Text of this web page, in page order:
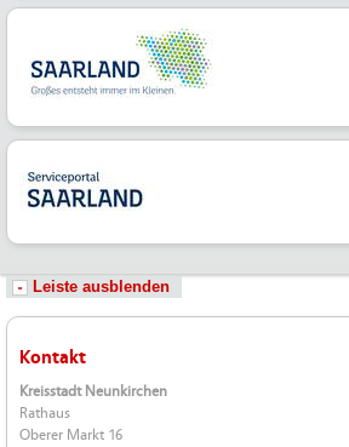
Leiste ausblenden
Kontakt
Kreisstadt Neunkirchen
Rathaus
Oberer Markt 16